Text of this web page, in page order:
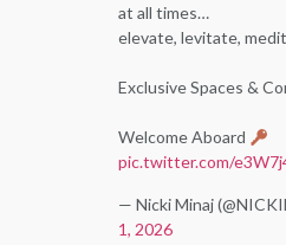
at all times…
elevate, levitate,
Exclusive Spaces &
Welcome Aboard
pic.twitter.com/
— Nicki Minaj
1, 2026